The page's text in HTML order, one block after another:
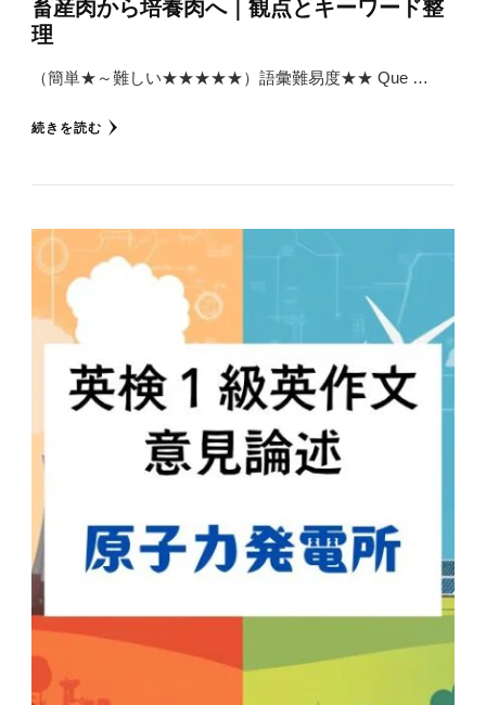
畜産肉から培養肉へ｜観点とキーワード整
理
（簡単★～難しい★★★★★）語彙難易度★★ Que …
続きを読む